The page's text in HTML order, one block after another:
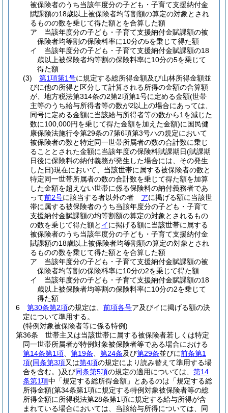
被保険者のうち当該年度分の子ども・子育て支援納付金
賦課額の18歳以上被保険者均等割額の算定の対象とされ
るものの数を乗じて得た額とを合算した額
ア
当該年度分の子ども・子育て支援納付金賦課額の被
保険者均等割の保険料率に10分の5を乗じて得た額
イ
当該年度分の子ども・子育て支援納付金賦課額の18
歳以上被保険者均等割の保険料率に10分の5を乗じて
得た額
(3)
第1項第1号に規定する総所得金額及び山林所得金額並
びに他の所得と区分して計算される所得の金額の合算額
が、地方税法第314条の2第2項第1号に定める金額(世帯
主等のうち給与所得者等の数が2以上の場合にあっては、
同号に定める金額に当該給与所得者等の数から1を減じた
数に100,000円を乗じて得た金額を加えた金額)に国民健
康保険法施行令第29条の7第6項第3号ハの規定において
被保険者の数と特定同一世帯所属者の数の合計数に乗じ
ることとされた金額に当該年度の保険料賦課期日(賦課期
日後に保険料の納付義務が発生した場合には、その発生
した日)現在において、当該世帯に属する被保険者の数と
特定同一世帯所属者の数の合計数を乗じて得た額を加算
した金額を超えない世帯に係る保険料の納付義務者であ
って前2号に該当する者以外の者 アに掲げる額に当該世
帯に属する被保険者のうち当該年度分の子ども・子育て
支援納付金賦課額の均等割額の算定の対象とされるもの
の数を乗じて得た額と イに掲げる額に当該世帯に属する
被保険者のうち当該年度分の子ども・子育て支援納付金
賦課額の18歳以上被保険者均等割額の算定の対象とされ
るものの数を乗じて得た額とを合算した額
ア
当該年度分の子ども・子育て支援納付金賦課額の被
保険者均等割の保険料率に10分の2を乗じて得た額
イ
当該年度分の子ども・子育て支援納付金賦課額の18
歳以上被保険者均等割の保険料率に10分の2を乗じて
得た額
6
第30条第2項の規定は、 前項各号ア及びイに掲げる額の決
定について準用する。
(特例対象被保険者等に係る特例)
第36条
世帯主又は当該世帯に属する被保険者若しくは特定
同一世帯所属者が特例対象被保険者等である場合における
第14条第1項
第19条 第24条及び第29条並びに前条第1
項(同条第3項又は第4項の規定により読み替えて準用する場
合を含む。)及び同条第5項の規定の適用については、 第14
条第1項中「規定する総所得金額」とあるのは「規定する総
所得金額(第34条第1項に規定する特例対象被保険者等の総
所得金額に所得税法第28条第1項に規定する給与所得が含
まれている場合においては、当該給与所得については、同